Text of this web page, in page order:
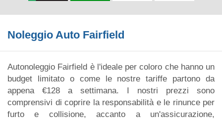
Noleggio Auto Fairfield
Autonoleggio Fairfield è l'ideale per coloro che hanno un
budget limitato o come le nostre tariffe partono da
appena €128 a settimana. I nostri prezzi sono
comprensivi di coprire la responsabilità e le rinunce per
furto e collisione, accanto a un'assicurazione,